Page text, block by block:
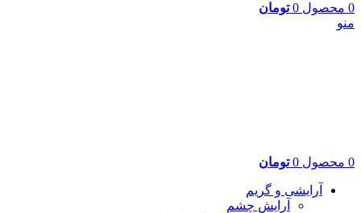
0 محصول 0 تومان
منو
0 محصول 0 تومان
آرایشی و گریم
آرایش چشم